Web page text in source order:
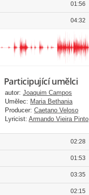
01:56
04:32
Participující umělci
autor: Joaquim Campos
Umělec: Maria Bethania
Producer: Caetano Veloso
Lyricist: Armando Vieira Pinto
02:28
01:53
03:35
02:15